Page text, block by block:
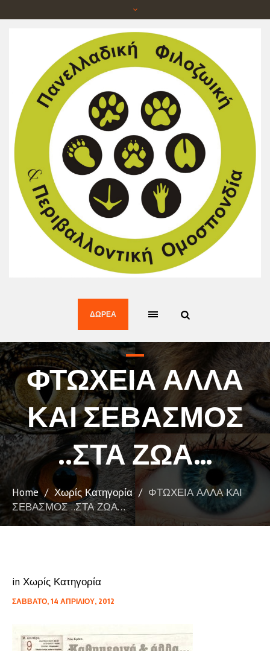
ΔΩΡΕΆ
ΦΤΩΧΕΙΑ ΑΛΛΑ
ΚΑΙ ΣΕΒΑΣΜΟΣ
..ΣΤΑ ΖΩΑ…‏
Home / Χωρίς Κατηγορία / ΦΤΩΧΕΙΑ ΑΛΛΑ ΚΑΙ
in Χωρίς Κατηγορία
ΣΆΒΒΑΤΟ, 14 ΑΠΡΙΛΊΟΥ, 2012